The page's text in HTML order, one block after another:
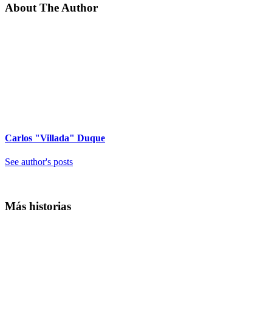
About The Author
Carlos "Villada" Duque
See author's posts
Más historias